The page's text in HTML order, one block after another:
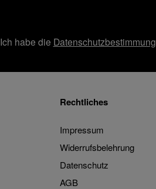
Ich habe die
Rechtliches
Impressum
Widerrufsbelehrung
Datenschutz
AGB